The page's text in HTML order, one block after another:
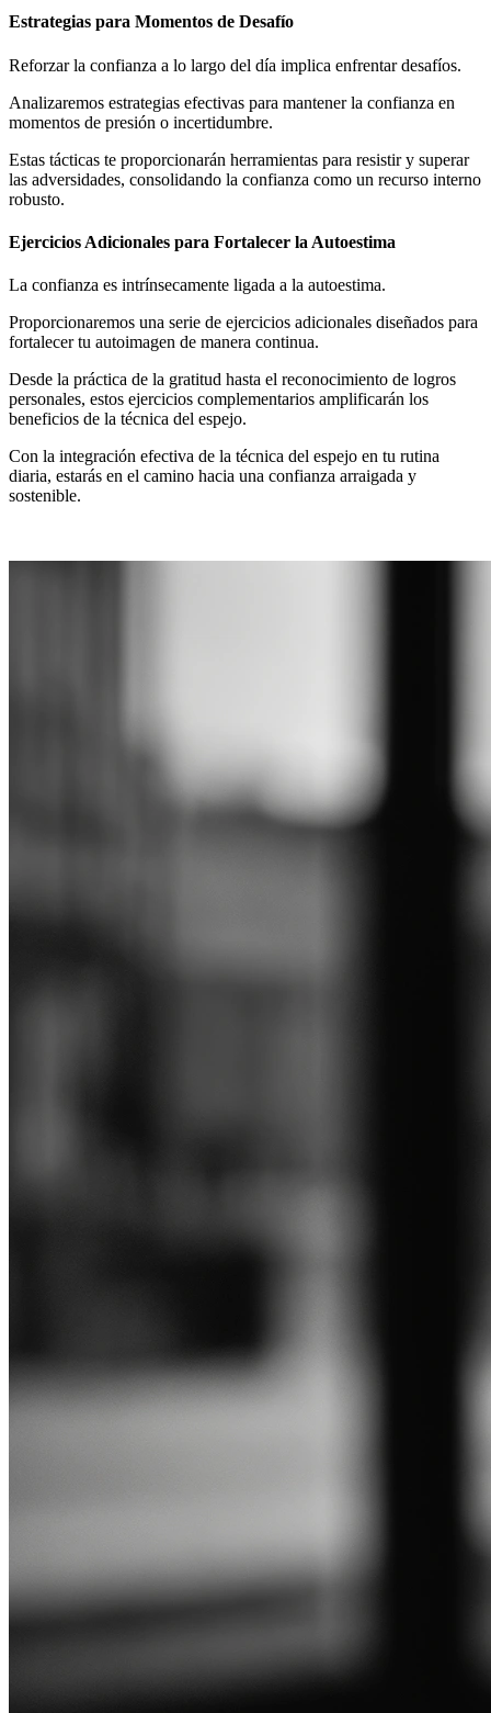
Estrategias para Momentos de Desafío
Reforzar la confianza a lo largo del día implica enfrentar desafíos.
Analizaremos estrategias efectivas para mantener la confianza en
momentos de presión o incertidumbre.
Estas tácticas te proporcionarán herramientas para resistir y superar
las adversidades, consolidando la confianza como un recurso interno
robusto.
Ejercicios Adicionales para Fortalecer la Autoestima
La confianza es intrínsecamente ligada a la autoestima.
Proporcionaremos una serie de ejercicios adicionales diseñados para
fortalecer tu autoimagen de manera continua.
Desde la práctica de la gratitud hasta el reconocimiento de logros
personales, estos ejercicios complementarios amplificarán los
beneficios de la técnica del espejo.
Con la integración efectiva de la técnica del espejo en tu rutina
diaria, estarás en el camino hacia una confianza arraigada y
sostenible.